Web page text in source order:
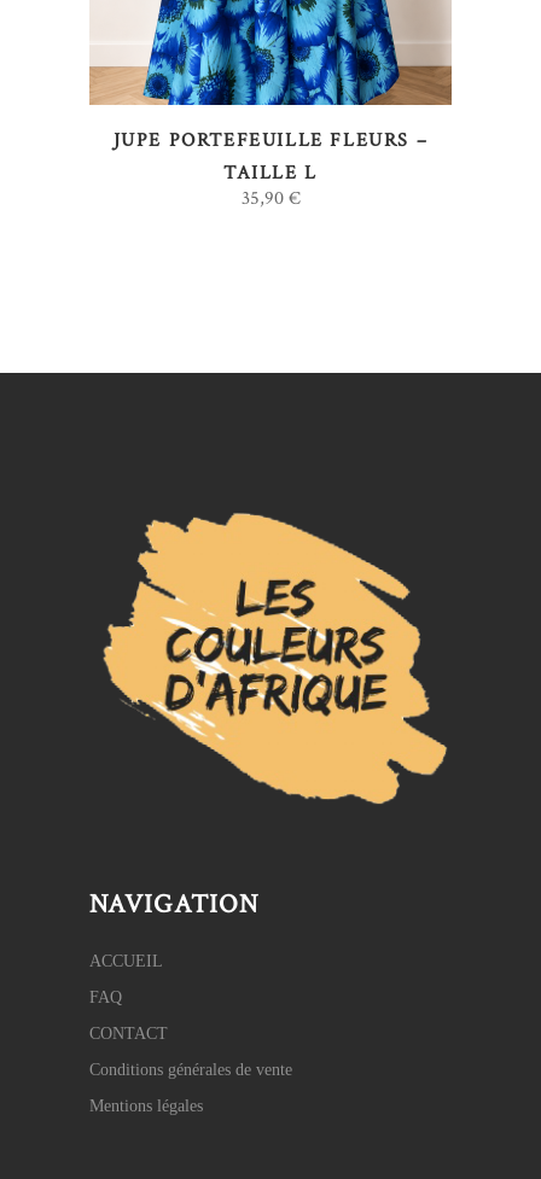
JUPE PORTEFEUILLE FLEURS –
TAILLE L
35,90€
NAVIGATION
ACCUEIL
FAQ
CONTACT
Conditions générales de vente
Mentions légales